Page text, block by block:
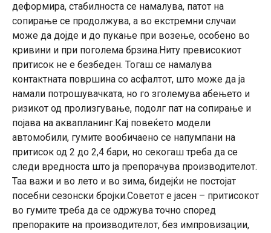
деформира, стабилноста се намалува, патот на
сопирање се продолжува, а во екстремни случаи
може да дојде и до пукање при возење, особено во
кривини и при поголема брзина.Ниту превисокиот
притисок не е безбеден. Тогаш се намалува
контактната површина со асфалтот, што може да ја
намали потрошувачката, но го зголемува абењето и
ризикот од пролизгување, подолг пат на сопирање и
појава на аквапланинг.Кај повеќето модели
автомобили, гумите вообичаено се напумпани на
притисок од 2 до 2,4 бари, но секогаш треба да се
следи вредноста што ја препорачува производителот.
Таа важи и во лето и во зима, бидејќи не постојат
посебни сезонски бројки.Советот е јасен – притисокот
во гумите треба да се одржува точно според
препораките на производителот, без импровизации,